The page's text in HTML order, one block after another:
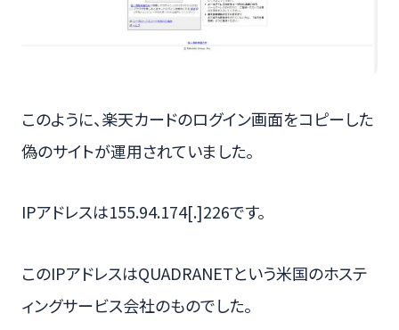
このように、楽天カードのログイン画面をコピーした
偽のサイトが運用されていました。
IPアドレスは155.94.174[.]226です。
このIPアドレスはQUADRANETという米国のホステ
ィングサービス会社のものでした。